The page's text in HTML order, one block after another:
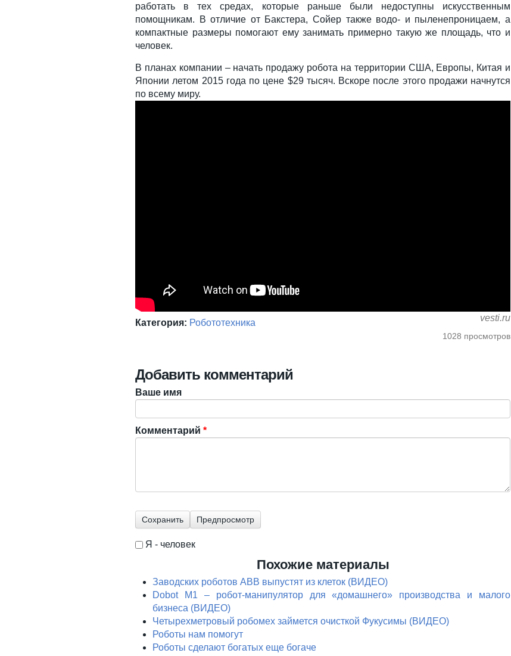
работать в тех средах, которые раньше были недоступны искусственным
помощникам. В отличие от Бакстера, Сойер также водо- и пыленепроницаем, а
компактные размеры помогают ему занимать примерно такую же площадь, что и
человек.
В планах компании – начать продажу робота на территории США, Европы, Китая и
Японии летом 2015 года по цене $29 тысяч. Вскоре после этого продажи начнутся
по всему миру.
vesti.ru
Категория: Робототехника
1028 просмотров
Добавить комментарий
Ваше имя
Комментарий *
Я - человек
Похожие материалы
Заводских роботов ABB выпустят из клеток (ВИДЕО)
Dobot M1 – робот-манипулятор для «домашнего» производства и малого
бизнеса (ВИДЕО)
Четырехметровый робомех займется очисткой Фукусимы (ВИДЕО)
Роботы нам помогут
Роботы сделают богатых еще богаче